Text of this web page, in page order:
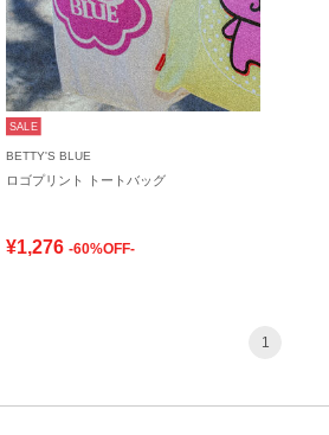
SALE
BETTY'S BLUE
ロゴプリント トートバッグ
¥1,276 -60%OFF-
1